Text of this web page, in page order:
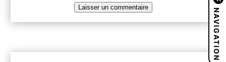
NAVIGATION